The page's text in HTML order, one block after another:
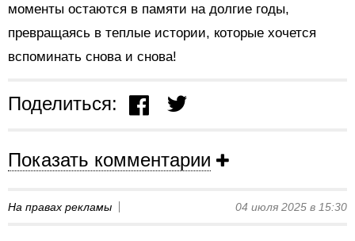
моменты остаются в памяти на долгие годы,
превращаясь в теплые истории, которые хочется
вспоминать снова и снова!
Поделиться:
Показать комментарии
На правах рекламы 04 июля 2025 в 15:30